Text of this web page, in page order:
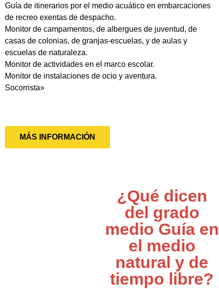
Guía de itinerarios por el medio acuático en embarcaciones
de recreo exentas de despacho.
Monitor de campamentos, de albergues de juventud, de
casas de colonias, de granjas-escuelas, y de aulas y
escuelas de naturaleza.
Monitor de actividades en el marco escolar.
Monitor de instalaciones de ocio y aventura.
Socorrista»
MÁS INFORMACIÓN
¿Qué dicen
del grado
medio Guía en
el medio
natural y de
tiempo libre?